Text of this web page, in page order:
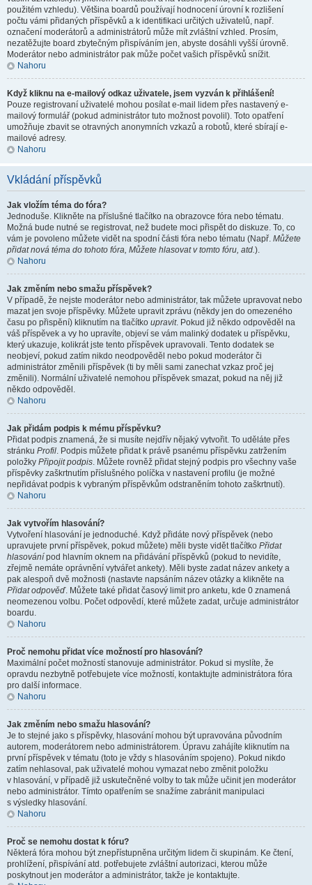
použitém vzhledu). Většina boardů používají hodnocení úrovní k rozlišení
počtu vámi přidaných příspěvků a k identifikaci určitých uživatelů, např.
označení moderátorů a administrátorů může mít zvláštní vzhled. Prosím,
nezatěžujte board zbytečným přispíváním jen, abyste dosáhli vyšší úrovně.
Moderátor nebo administrátor pak může počet vašich příspěvků snížit.
Nahoru
Když kliknu na e-mailový odkaz uživatele, jsem vyzván k přihlášení!
Pouze registrovaní uživatelé mohou posílat e-mail lidem přes nastavený e-
mailový formulář (pokud administrátor tuto možnost povolil). Toto opatření
umožňuje zbavit se otravných anonymních vzkazů a robotů, které sbírají e-
mailové adresy.
Nahoru
Vkládání příspěvků
Jak vložím téma do fóra?
Jednoduše. Klikněte na příslušné tlačítko na obrazovce fóra nebo tématu.
Možná bude nutné se registrovat, než budete moci přispět do diskuze. To, co
vám je povoleno můžete vidět na spodní části fóra nebo tématu (Např. Můžete
přidat nová téma do tohoto fóra, Můžete hlasovat v tomto fóru, atd.).
Nahoru
Jak změním nebo smažu příspěvek?
V případě, že nejste moderátor nebo administrátor, tak můžete upravovat nebo
mazat jen svoje příspěvky. Můžete upravit zprávu (někdy jen do omezeného
času po přispění) kliknutím na tlačítko upravit. Pokud již někdo odpověděl na
váš příspěvek a vy ho upravíte, objeví se vám malinký dodatek u příspěvku,
který ukazuje, kolikrát jste tento příspěvek upravovali. Tento dodatek se
neobjeví, pokud zatím nikdo neodpověděl nebo pokud moderátor či
administrátor změnili příspěvek (ti by měli sami zanechat vzkaz proč jej
změnili). Normální uživatelé nemohou příspěvek smazat, pokud na něj již
někdo odpověděl.
Nahoru
Jak přidám podpis k mému příspěvku?
Přidat podpis znamená, že si musíte nejdřív nějaký vytvořit. To uděláte přes
stránku Profil. Podpis můžete přidat k právě psanému příspěvku zatržením
položky Připojit podpis. Můžete rovněž přidat stejný podpis pro všechny vaše
příspěvky zaškrtnutím příslušného políčka v nastavení profilu (je možné
nepřidávat podpis k vybraným příspěvkům odstraněním tohoto zaškrtnutí).
Nahoru
Jak vytvořím hlasování?
Vytvoření hlasování je jednoduché. Když přidáte nový příspěvek (nebo
upravujete první příspěvek, pokud můžete) měli byste vidět tlačítko Přidat
hlasování pod hlavním oknem na přidávání příspěvků (pokud to nevidíte,
zřejmě nemáte oprávnění vytvářet ankety). Měli byste zadat název ankety a
pak alespoň dvě možnosti (nastavte napsáním název otázky a klikněte na
Přidat odpověď. Můžete také přidat časový limit pro anketu, kde 0 znamená
neomezenou volbu. Počet odpovědí, které můžete zadat, určuje administrátor
boardu.
Nahoru
Proč nemohu přidat více možností pro hlasování?
Maximální počet možností stanovuje administrátor. Pokud si myslíte, že
opravdu nezbytně potřebujete více možností, kontaktujte administrátora fóra
pro další informace.
Nahoru
Jak změním nebo smažu hlasování?
Je to stejné jako s příspěvky, hlasování mohou být upravována původním
autorem, moderátorem nebo administrátorem. Úpravu zahájíte kliknutím na
první příspěvek v tématu (toto je vždy s hlasováním spojeno). Pokud nikdo
zatím nehlasoval, pak uživatelé mohou vymazat nebo změnit položku
v hlasování, v případě již uskutečněné volby to tak může učinit jen moderátor
nebo administrátor. Tímto opatřením se snažíme zabránit manipulaci
s výsledky hlasování.
Nahoru
Proč se nemohu dostat k fóru?
Některá fóra mohou být znepřístupněna určitým lidem či skupinám. Ke čtení,
prohlížení, přispívání atd. potřebujete zvláštní autorizaci, kterou může
poskytnout jen moderátor a administrátor, takže je kontaktujte.